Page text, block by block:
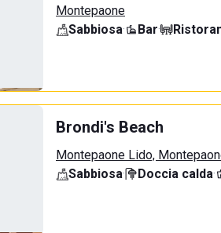
Montepaone
Sabbiosa· Bar·
Brondi's Beach
Montepaone Lido,
Sabbiosa· Doccia calda·